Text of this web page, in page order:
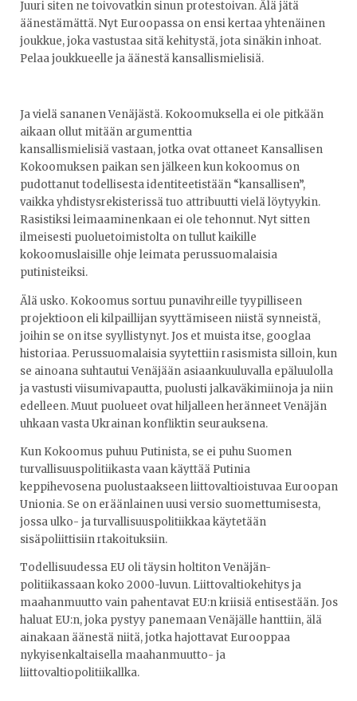
Juuri siten ne toivovatkin sinun protestoivan. Älä jätä
äänestämättä. Nyt Euroopassa on ensi kertaa yhtenäinen
joukkue, joka vastustaa sitä kehitystä, jota sinäkin inhoat.
Pelaa joukkueelle ja äänestä kansallismielisiä.
Ja vielä sananen Venäjästä. Kokoomuksella ei ole pitkään
aikaan ollut mitään argumenttia
kansallismielisiä vastaan, jotka ovat ottaneet Kansallisen
Kokoomuksen paikan sen jälkeen kun kokoomus on
pudottanut todellisesta identiteetistään “kansallisen”,
vaikka yhdistysrekisterissä tuo attribuutti vielä löytyykin.
Rasistiksi leimaaminenkaan ei ole tehonnut. Nyt sitten
ilmeisesti puoluetoimistolta on tullut kaikille
kokoomuslaisille ohje leimata perussuomalaisia
putinisteiksi.
Älä usko. Kokoomus sortuu punavihreille tyypilliseen
projektioon eli kilpaillijan syyttämiseen niistä synneistä,
joihin se on itse syyllistynyt. Jos et muista itse, googlaa
historiaa. Perussuomalaisia syytettiin rasismista silloin, kun
se ainoana suhtautui Venäjään asiaankuuluvalla epäluulolla
ja vastusti viisumivapautta, puolusti jalkaväkimiinoja ja niin
edelleen. Muut puolueet ovat hiljalleen heränneet Venäjän
uhkaan vasta Ukrainan konfliktin seurauksena.
Kun Kokoomus puhuu Putinista, se ei puhu Suomen
turvallisuuspolitiikasta vaan käyttää Putinia
keppihevosena puolustaakseen liittovaltioistuvaa Euroopan
Unionia. Se on eräänlainen uusi versio suomettumisesta,
jossa ulko- ja turvallisuuspolitiikkaa käytetään
sisäpoliittisiin rtakoituksiin.
Todellisuudessa EU oli täysin holtiton Venäjän-
politiikassaan koko 2000-luvun. Liittovaltiokehitys ja
maahanmuutto vain pahentavat EU:n kriisiä entisestään. Jos
haluat EU:n, joka pystyy panemaan Venäjälle hanttiin, älä
ainakaan äänestä niitä, jotka hajottavat Eurooppaa
nykyisenkaltaisella maahanmuutto- ja
liittovaltiopolitiikallka.